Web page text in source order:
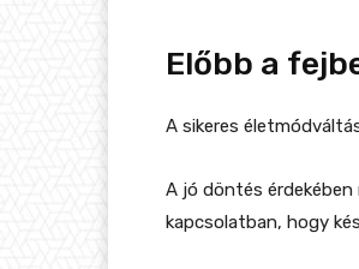
Előbb a
A sikeres
A jó döntés
kapcsolatban, hogy